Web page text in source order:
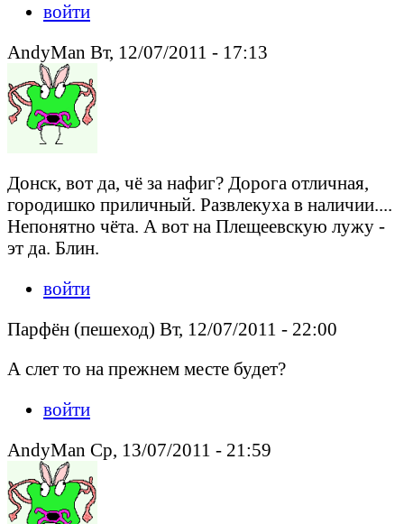
войти
AndyMan Вт, 12/07/2011 - 17:13
Донск, вот да, чё за нафиг? Дорога отличная,
городишко приличный. Развлекуха в наличии....
Непонятно чёта. А вот на Плещеевскую лужу -
эт да. Блин.
войти
Парфён (пешеход) Вт, 12/07/2011 - 22:00
А слет то на прежнем месте будет?
войти
AndyMan Ср, 13/07/2011 - 21:59